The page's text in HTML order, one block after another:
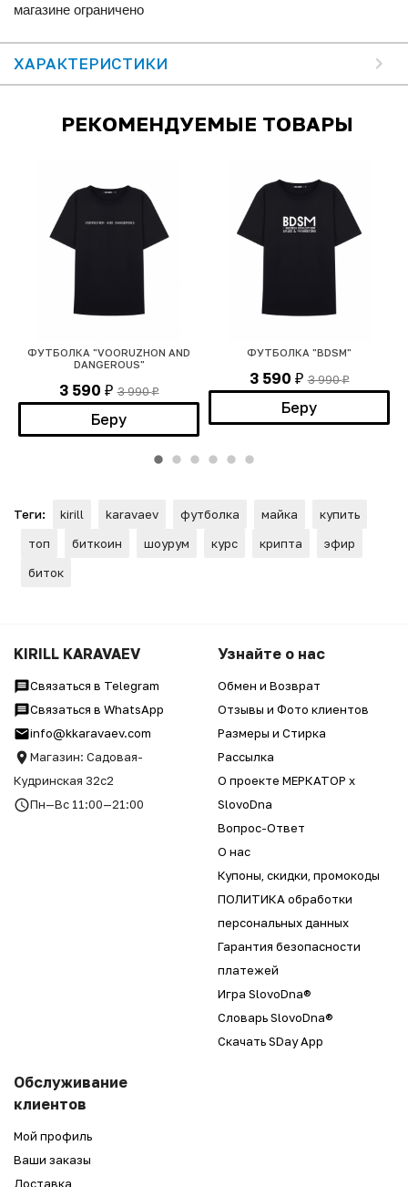
магазине ограничено
ХАРАКТЕРИСТИКИ
РЕКОМЕНДУЕМЫЕ ТОВАРЫ
ФУТБОЛКА "VOORUZHON AND
DANGEROUS"
3 590 ₽ 3 990₽
Беру
ФУТБОЛКА "BDSM"
3 590 ₽ 3 990₽
Беру
Теги: kirill karavaev футболка майка
купить
топ
биткоин шоурум курс крипта
эфир
биток
KIRILL KARAVAEV
Связаться в Telegram
Связаться в WhatsApp
info@kkaravaev.com
Магазин: Садовая-
Кудринская 32с2
Пн—Вс 11:00—21:00
Узнайте о нас
Обмен и Возврат
Отзывы и Фото клиентов
Размеры и Стирка
Рассылка
О проекте МЕРКАТОР x
SlovoDna
Вопрос-Ответ
О нас
Купоны, скидки, промокоды
ПОЛИТИКА обработки
персональных данных
Гарантия безопасности
платежей
Игра SlovoDna®
Словарь SlovoDna®
Скачать SDay App
Обслуживание
клиентов
Мой профиль
Ваши заказы
Доставка